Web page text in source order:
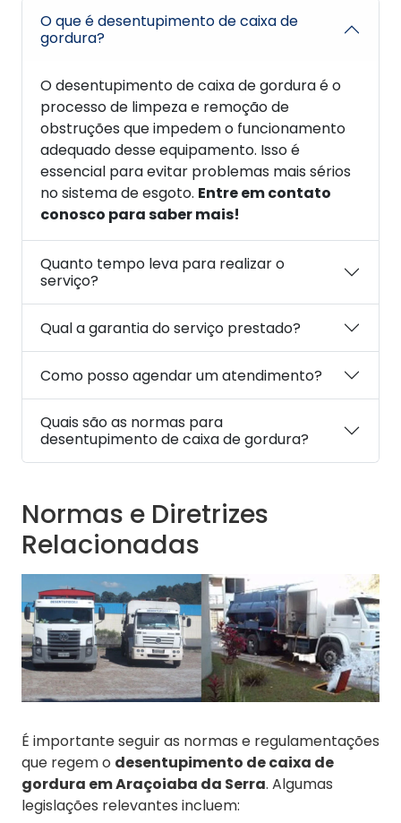
O que é desentupimento de caixa de
gordura?
O desentupimento de caixa de gordura é o
processo de limpeza e remoção de
obstruções que impedem o funcionamento
adequado desse equipamento. Isso é
essencial para evitar problemas mais sérios
no sistema de esgoto. Entre em contato
conosco para saber mais!
Quanto tempo leva para realizar o
serviço?
Qual a garantia do serviço prestado?
Como posso agendar um atendimento?
Quais são as normas para
desentupimento de caixa de gordura?
Normas e Diretrizes
Relacionadas
É importante seguir as normas e regulamentações
que regem o desentupimento de caixa de
gordura em Araçoiaba da Serra. Algumas
legislações relevantes incluem: